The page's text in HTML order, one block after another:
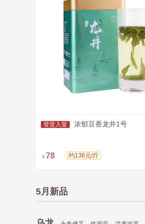
登堂入室 浓郁豆香龙井1号
￥78 约136元/斤
5月新品